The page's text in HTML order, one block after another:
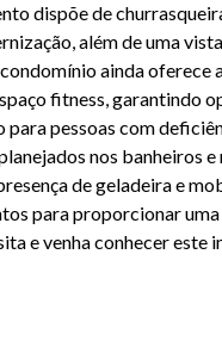
dispõe de
além de uma
ainda oferece
fitness, garantindo
pessoas com
nos banheiros e
de geladeira e
para proporcionar
e venha conhecer este